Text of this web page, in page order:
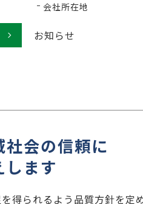
会社所在地
お知らせ
会の信頼に
します
得られるよう品質方針を定